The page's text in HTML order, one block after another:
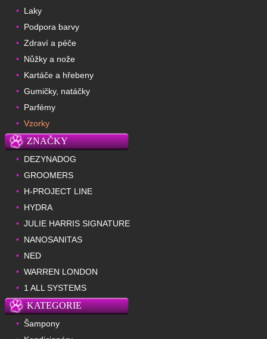
• Laky
• Podpora barvy
• Zdraví a péče
• Nůžky a nože
• Kartáče a hřebeny
• Gumičky, natáčky
• Parfémy
• Vzorky
ZNAČKY
• DEZYNADOG
• GROOMERS
• H-PROJECT LINE
• HYDRA
• JULIE HARRIS SIGNATURE
• NANOSANITAS
• NED
• WARREN LONDON
• 1 ALL SYSTEMS
KATEGORIE
• Šampony